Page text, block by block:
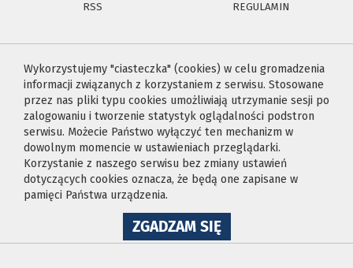
RSS
REGULAMIN
Wykorzystujemy "ciasteczka" (cookies) w celu gromadzenia
informacji związanych z korzystaniem z serwisu. Stosowane
przez nas pliki typu cookies umożliwiają utrzymanie sesji po
zalogowaniu i tworzenie statystyk oglądalności podstron
serwisu. Możecie Państwo wyłączyć ten mechanizm w
dowolnym momencie w ustawieniach przeglądarki.
Korzystanie z naszego serwisu bez zmiany ustawień
dotyczących cookies oznacza, że będą one zapisane w
pamięci Państwa urządzenia.
ZGADZAM SIĘNA
WYKORZYSTANIE